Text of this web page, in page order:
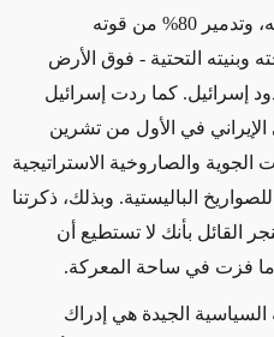
وتعطيل قيادته وسيطرته واتصالاته، وتدمير 80% من قوته
وبنيته التحتية - فوق الأرض
إسرائيل. كما ردت إسرائيل
في الأول من تشرين
الجوية والصاروخية الاستراتيجية
للصواريخ الباليستية. وبذلك، ذكرتنا
القائل بأنك لا تستطيع أن
ما فزت في ساحة المعركة.
الجيدة هي إدراك